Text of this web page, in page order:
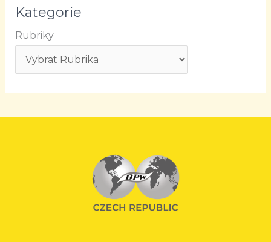
Kategorie
Rubriky